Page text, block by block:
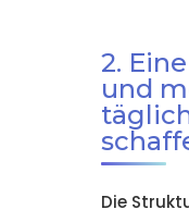
2.
und
Die